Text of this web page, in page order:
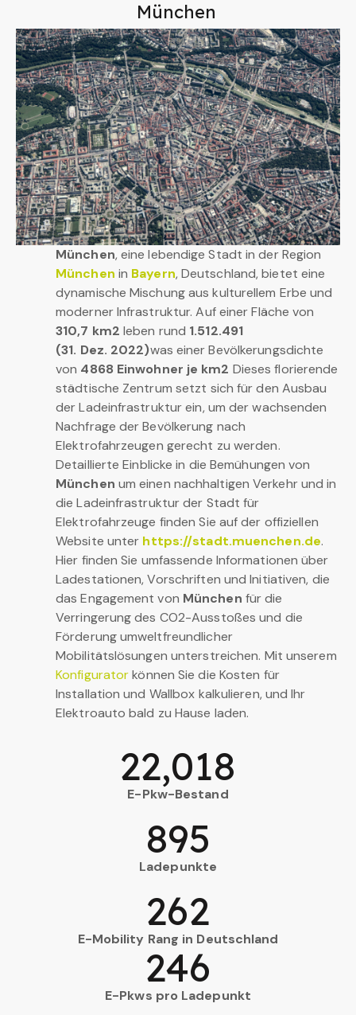
München
München, eine lebendige Stadt in der Region
München in Bayern, Deutschland, bietet eine
dynamische Mischung aus kulturellem Erbe und
moderner Infrastruktur. Auf einer Fläche von
310,7 km2 leben rund 1.512.491
(31. Dez. 2022)was einer Bevölkerungsdichte
von 4868 Einwohner je km2 Dieses florierende
städtische Zentrum setzt sich für den Ausbau
der Ladeinfrastruktur ein, um der wachsenden
Nachfrage der Bevölkerung nach
Elektrofahrzeugen gerecht zu werden.
Detaillierte Einblicke in die Bemühungen von
München um einen nachhaltigen Verkehr und in
die Ladeinfrastruktur der Stadt für
Elektrofahrzeuge finden Sie auf der offiziellen
Website unter https://stadt.muenchen.de.
Hier finden Sie umfassende Informationen über
Ladestationen, Vorschriften und Initiativen, die
das Engagement von München für die
Verringerung des CO2-Ausstoßes und die
Förderung umweltfreundlicher
Mobilitätslösungen unterstreichen. Mit unserem
Konfiguratorkönnen Sie die Kosten für
Installation und Wallbox kalkulieren, und Ihr
Elektroauto bald zu Hause laden.
E-Pkw-Bestand
22,018
Ladepunkte
895
E-Mobility Rang in Deutschland
262
E-Pkws pro Ladepunkt
246